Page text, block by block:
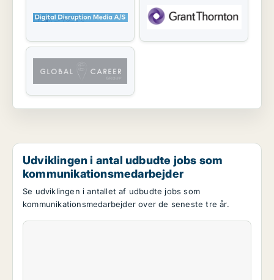
Udviklingen i antal udbudte jobs som
kommunikationsmedarbejder
Se udviklingen i antallet af udbudte jobs som
kommunikationsmedarbejder over de seneste tre år.